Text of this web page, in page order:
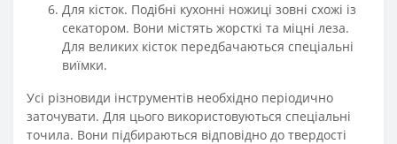
Для кісток. Подібні кухонні ножиці зовні схожі із
секатором. Вони містять жорсткі та міцні леза.
Для великих кісток передбачаються спеціальні
виїмки.
Усі різновиди інструментів необхідно періодично
заточувати. Для цього використовуються спеціальні
точила. Вони підбираються відповідно до твердості